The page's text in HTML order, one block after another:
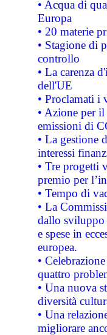
• Acqua di
Europa
• 20 materie
• Stagione di
controllo
• La carenza
dell'UE
• Proclamati i
• Azione per
emissioni di
• La gestione
interessi
• Tre progetti
premio per
• Tempo di
• La
dallo sviluppo
e spese in
europea.
•
quattro
• Una nuova
diversità
• Una
migliorare